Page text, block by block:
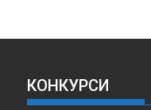
И
КОНКУРСИ